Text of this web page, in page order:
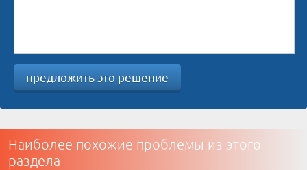
предложить это решение
Наиболее похожие проблемы из этого
раздела